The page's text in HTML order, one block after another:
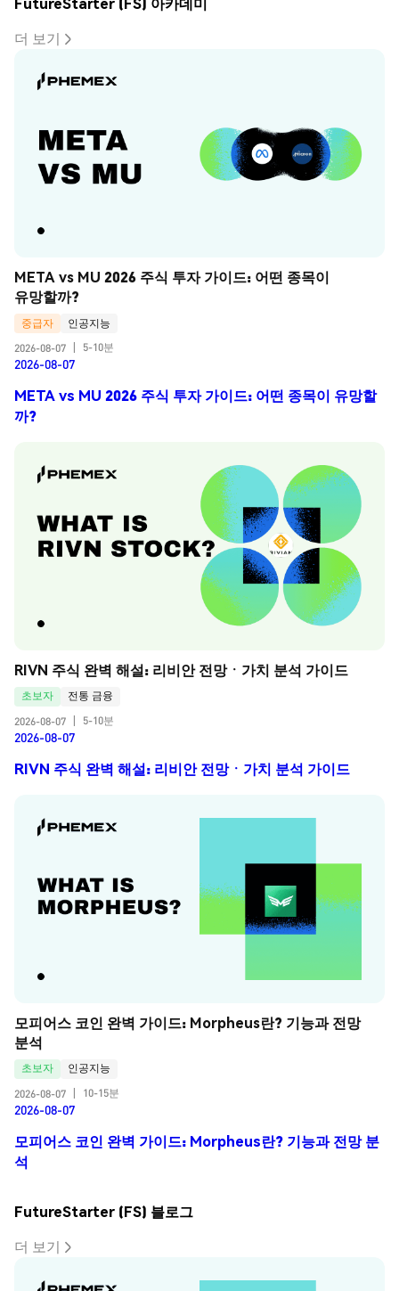
더 보기
META vs MU 2026 주식 투자 가이드: 어떤 종목이
유망할까?
중급자
인공지능
2026-08-07
5-10분
2026-08-07
META vs MU 2026 주식 투자 가이드: 어떤 종목이 유망할
까?
RIVN 주식 완벽 해설: 리비안 전망ㆍ가치 분석 가이드
초보자
전통 금융
2026-08-07
5-10분
2026-08-07
RIVN 주식 완벽 해설: 리비안 전망ㆍ가치 분석 가이드
모피어스 코인 완벽 가이드: Morpheus란? 기능과 전망
분석
초보자
인공지능
2026-08-07
10-15분
2026-08-07
모피어스 코인 완벽 가이드: Morpheus란? 기능과 전망 분
석
FutureStarter (FS) 블로그
더 보기